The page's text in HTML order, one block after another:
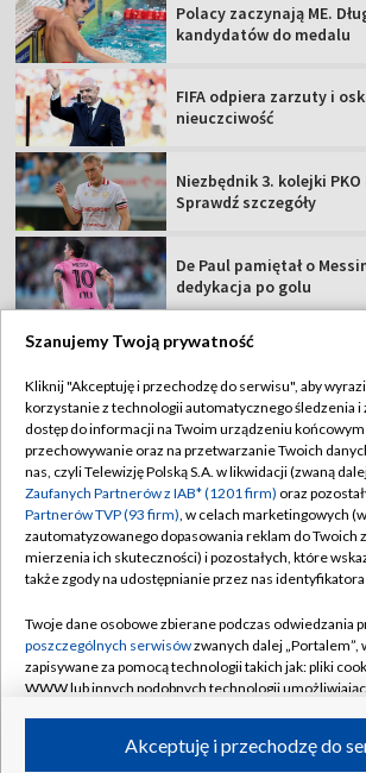
Polacy zaczynają ME.
kandydatów do medalu
FIFA odpiera zarzuty i
nieuczciwość
Niezbędnik 3. kolejki
Sprawdź szczegóły
De Paul pamiętał o
dedykacja po golu
TVP
Abonament TVP
Sklep TVP
Biuro Reklamy
Oferta Handlowa
Emisja w TVP
Rada Programowa
Ogłoszenia
Akademia Telewizyjna
Regulamin TVP
Polityka prywatności
Moje zgody
Biuro reklamy
Kanały
©2026 Telewizja Polska Spółka
Szanujemy Twoją prywatność
Kliknij "Akceptuję i przechodzę do serwisu", aby
korzystanie z technologii automatycznego śledzenia i
dostęp do informacji na Twoim urządzeniu końcowym
przechowywanie oraz na przetwarzanie Twoich
nas, czyli Telewizję Polską S.A. w likwidacji (zwaną
Zaufanych Partnerów z IAB* (1201 firm) oraz
Partnerów TVP (93 firm), w celach marketingowych
zautomatyzowanego dopasowania reklam do Twoich
mierzenia ich skuteczności) i pozostałych, które
także zgody na udostępnianie przez nas identyfikatora
Twoje dane osobowe zbierane podczas odwiedzania
poszczególnych serwisówzwanych dalej
zapisywane za pomocą technologii takich jak: pliki
WWW lub innych podobnych technologii
ruchu w Internecie.Akceptuję i przechodzę do